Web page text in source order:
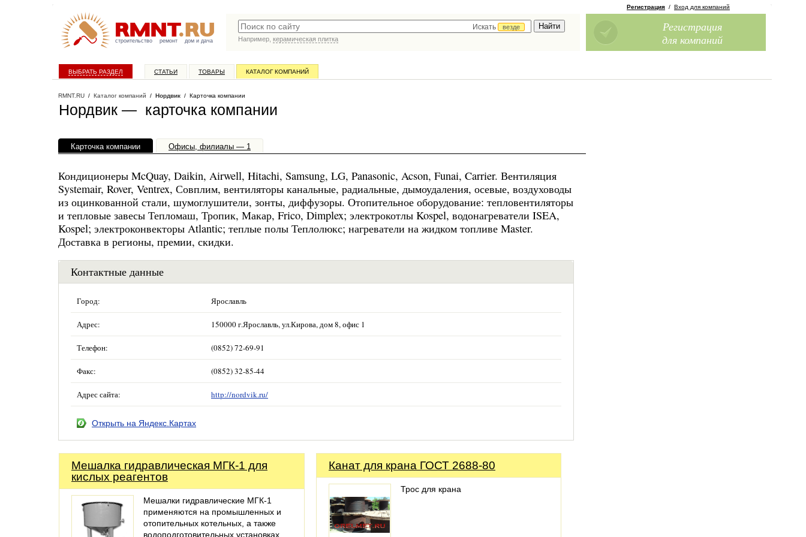
строительство ремонт дом и дача
Искать
везде
Например, керамическая плитка
Регистрация / Вход для компаний
Регистрация
для компаний
ВЫБРАТЬ РАЗДЕЛ СТАТЬИ ТОВАРЫ КАТАЛОГ КОМПАНИЙ
RMNT.RU / Каталог компаний / Нордвик / Карточка компании
Нордвик — карточка компании
Карточка компании Офисы, филиалы — 1
Кондиционеры McQuay, Daikin, Airwell, Hitachi, Samsung, LG, Panasonic, Acson, Funai, Carrier. Вентиляция
Systemair, Rover, Ventrex, Совплим, вентиляторы канальные, радиальные, дымоудаления, осевые, воздуховоды
из оцинкованной стали, шумоглушители, зонты, диффузоры. Отопительное оборудование: тепловентиляторы
и тепловые завесы Тепломаш, Тропик, Макар, Frico, Dimplex; электрокотлы Kospel, водонагреватели ISEA,
Kospel; электроконвекторы Atlantic; теплые полы Теплолюкс; нагреватели на жидком топливе Master.
Доставка в регионы, премии, скидки.
Контактные данные
Город: Ярославль
Адрес: 150000 г.Ярославль, ул.Кирова, дом 8, офис 1
Телефон: (0852) 72-69-91
Факс: (0852) 32-85-44
Адрес сайта: http://nordvik.ru/
Открыть на Яндекс.Картах
Мешалка гидравлическая МГК-1 для
кислых реагентов
Мешалки гидравлические МГК-1
применяются на промышленных и
отопительных котельных, а также
водоподготовительных установках
Канат для крана ГОСТ 2688-80
Трос для крана